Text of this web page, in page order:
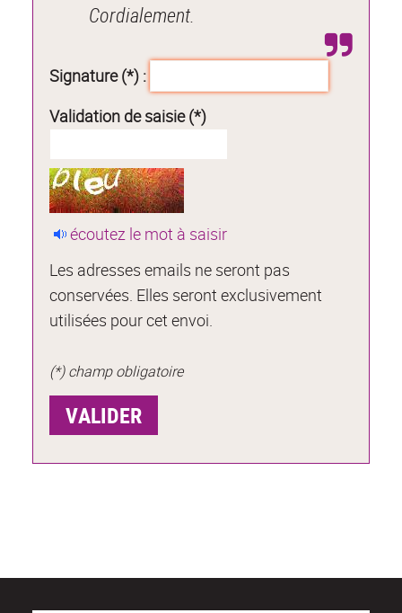
Cordialement.
Signature (*) :
Validation de saisie (*)
écoutez le mot à saisir
Les adresses emails ne seront pas
conservées. Elles seront exclusivement
utilisées pour cet envoi.
(*) champ obligatoire